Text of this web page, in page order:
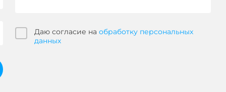
Даю согласие на обработку персональных
данных